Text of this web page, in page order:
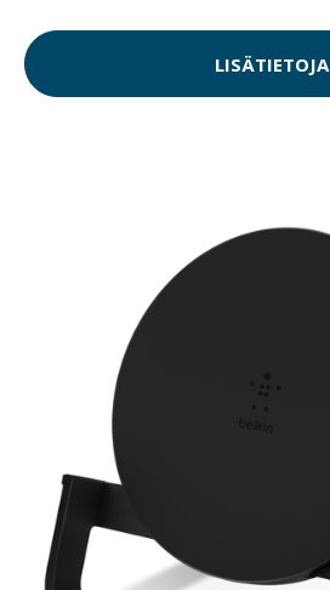
LISÄTIETOJA